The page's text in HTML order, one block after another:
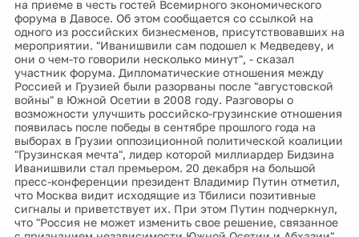
на приеме в честь гостей Всемирного экономического
форума в Давосе. Об этом сообщается со ссылкой на
одного из российских бизнесменов, присутствовавших на
мероприятии. "Иванишвили сам подошел к Медведеву, и
они о чем-то говорили несколько минут", - сказал
участник форума. Дипломатические отношения между
Россией и Грузией были разорваны после "августовской
войны" в Южной Осетии в 2008 году. Разговоры о
возможности улучшить российско-грузинские отношения
появилась после победы в сентябре прошлого года на
выборах в Грузии оппозиционной политической коалиции
"Грузинская мечта", лидер которой миллиардер Бидзина
Иванишвили стал премьером. 20 декабря на большой
пресс-конференции президент Владимир Путин отметил,
что Москва видит исходящие из Тбилиси позитивные
сигналы и приветствует их. При этом Путин подчеркнул,
что "Россия не может изменить свое решение, связанное